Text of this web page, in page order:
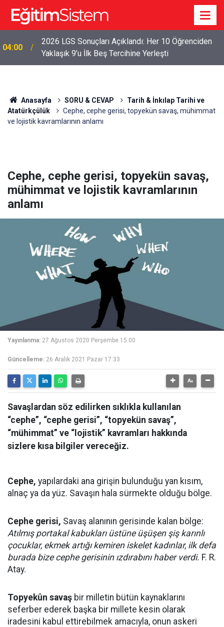
04:00
2026 LGS Sonuçları Açıklandı: Her 10 Öğrenciden
Yaklaşık 9’u İlk Beş Tercihine Yerleşti
Anasayfa SORU & CEVAP
Tarih & İnkılap Tarihi ve
Atatürkçülük
Cephe, cephe gerisi, topyekün savaş, mühimmat
ve lojistik kavramlarının anlamı
Cephe, cephe gerisi, topyekün savaş,
mühimmat ve lojistik kavramlarının
anlamı
Yayınlanma: 27 Ağustos 2020 Perşembe 15:00
Güncelleme: 26 Aralık 2021 Pazar 17:33
Savaşlardan söz edilirken sıklıkla kullanılan
“cephe”, “cephe gerisi”, “topyekün savaş”,
“mühimmat” ve “lojistik” kavramları hakkında
sizlere kısa bilgiler vereceğiz.
Cephe, yapılardaki ana girişin bulunduğu yan kısım,
alnaç ya da yüz. Savaşın hala sürmekte olduğu bölge.
Cephe gerisi, Savaş alanının gerisinde kalan bölge:
Atılmış portakal kabukları üstüne üşüşen şiş karınlı
çocuklar, ekmek artığı kemiren iskelet kadınlar, ilk defa
burada bize cephe gerisinin ızdırabını haber verdi. F. R.
Atay.
Topyekûn savaş bir milletin bütün kaynaklarını
seferber ederek başka bir millete kesin olarak
iradesini kabul ettirebilmek amacıyla, onun askeri